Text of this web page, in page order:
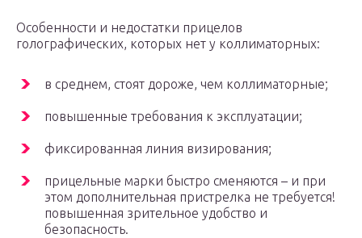
Особенности и недостатки прицелов
голографических, которых нет у коллиматорных:
в среднем, стоят дороже, чем коллиматорные;
повышенные требования к эксплуатации;
фиксированная линия визирования;
прицельные марки быстро сменяются – и при
этом дополнительная пристрелка не требуется!
повышенная зрительное удобство и
безопасность.